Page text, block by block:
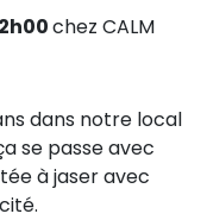
chez CALM
dans notre local
se passe avec
à jaser avec